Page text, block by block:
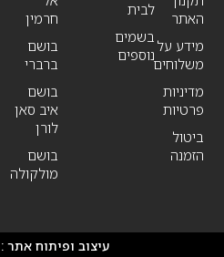
האתר
מידע על
משלוחים
מדיניות
פרטיות
ביטול
הזמנה
לבית
בשמים
נוספים
חרמין
בושם
ברברי
בושם
איב סאן
לורן
בושם
מולקולה
עיצוב ופיתוח אתר :